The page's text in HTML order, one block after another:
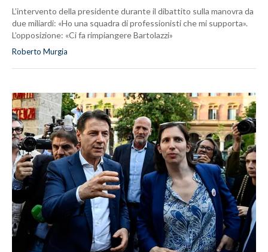
L’intervento della presidente durante il dibattito sulla manovra da
due miliardi: «Ho una squadra di professionisti che mi supporta».
L’opposizione: «Ci fa rimpiangere Bartolazzi»
Roberto Murgia